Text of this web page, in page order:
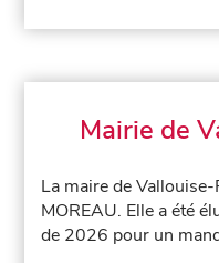
Mairie de
La maire de
MOREAU. Elle a été
de 2026 pour un